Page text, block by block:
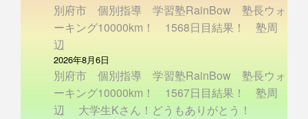
別府市 個別指導 学習塾RainBow 塾長ウォ
ーキング10000km！ 1568日目結果！ 塾周
辺
2026年8月6日
別府市 個別指導 学習塾RainBow 塾長ウォ
ーキング10000km！ 1567日目結果！ 塾周
辺 大学生Kさん！どうもありがとう！